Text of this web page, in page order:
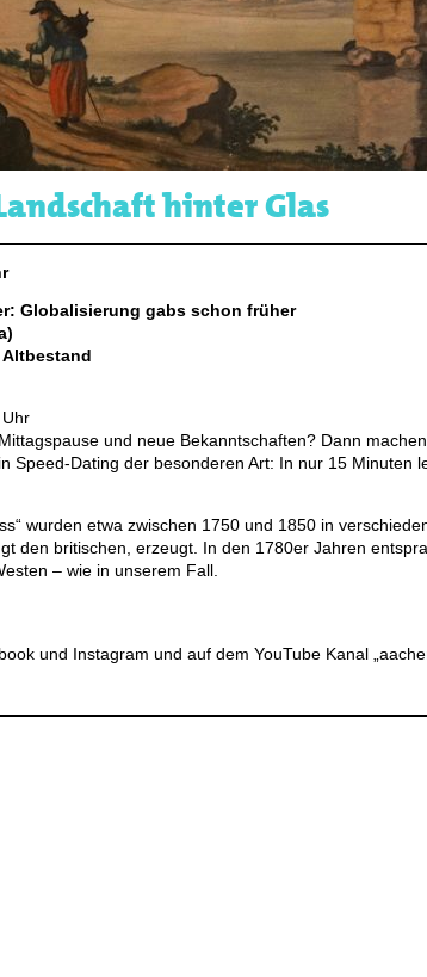
hinter Glas
Globalisierung gabs schon früher
und neue Bekanntschaften? Dann
Speed-Dating der besonderen Art: In nur 15 Minuten
wurden etwa zwischen 1750 und 1850 in
den britischen, erzeugt. In den 1780er Jahren
– wie in unserem Fall.
und Instagram und auf dem YouTube Kanal